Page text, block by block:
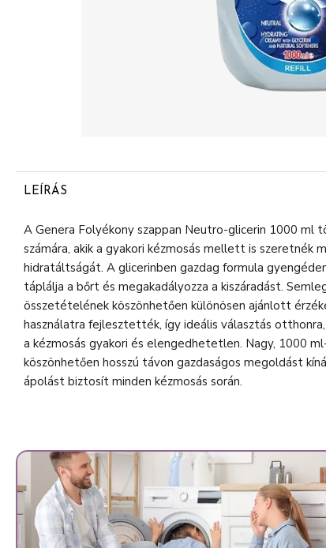
LEÍRÁS
A Genera Folyékony szappan Neutro-glicerin 1000 ml
számára, akik a gyakori kézmosás mellett is szeretnék
hidratáltságát. A glicerinben gazdag formula
táplálja a bőrt és megakadályozza a kiszáradást.
összetételének köszönhetően különösen ajánlott
használatra fejlesztették, így ideális választás
a kézmosás gyakori és elengedhetetlen. Nagy, 1000
köszönhetően hosszú távon gazdaságos megoldást
ápolást biztosít minden kézmosás során.